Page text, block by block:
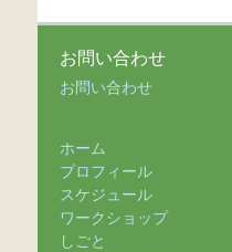
お問い合わせ
お問い合わせ
ホーム
プロフィール
スケジュール
ワークショップ
しごと